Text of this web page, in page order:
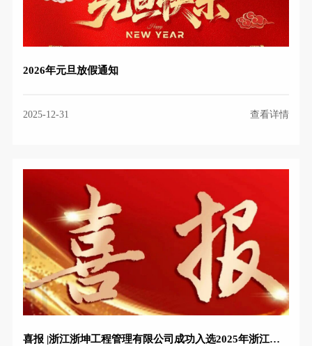
2026年元旦放假通知
2025-12-31 查看详情
喜报 |浙江浙坤工程管理有限公司成功入选2025年浙江省科技型中小企业拟认定名单